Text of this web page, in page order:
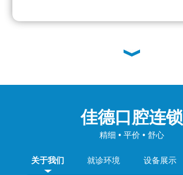
佳德口腔连锁
精细 • 平价 • 舒心
关于我们 就诊环境 设备展示